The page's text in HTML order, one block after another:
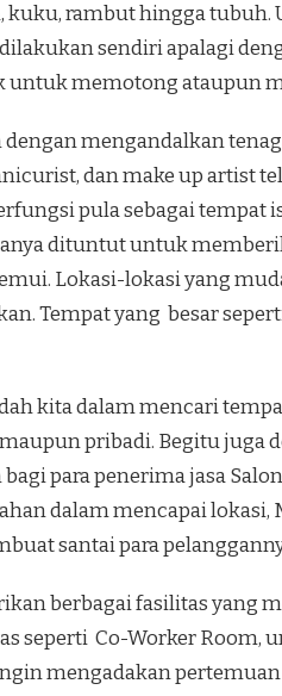
rambut hingga tubuh.
sendiri apalagi
untuk memotong ataupun
mengandalkan
dan make up artist
pula sebagai tempat
dituntut untuk
Lokasi-lokasi yang
Tempat yang besar
kita dalam mencari
pribadi. Begitu juga
para penerima jasa
dalam mencapai lokasi,
santai para
berbagai fasilitas yang
seperti Co-Worker Room,
mengadakan